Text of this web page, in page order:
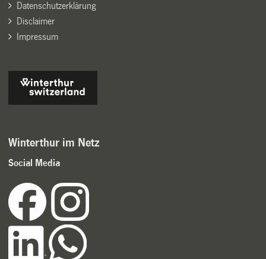
Datenschutzerklärung
Disclaimer
Impressum
Winterthur im Netz
Social Media